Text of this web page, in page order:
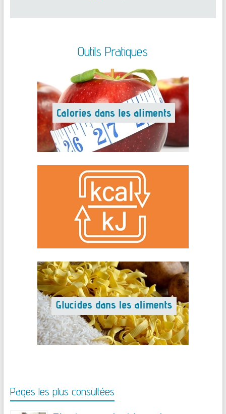
Outils Pratiques
Pages les plus consultées